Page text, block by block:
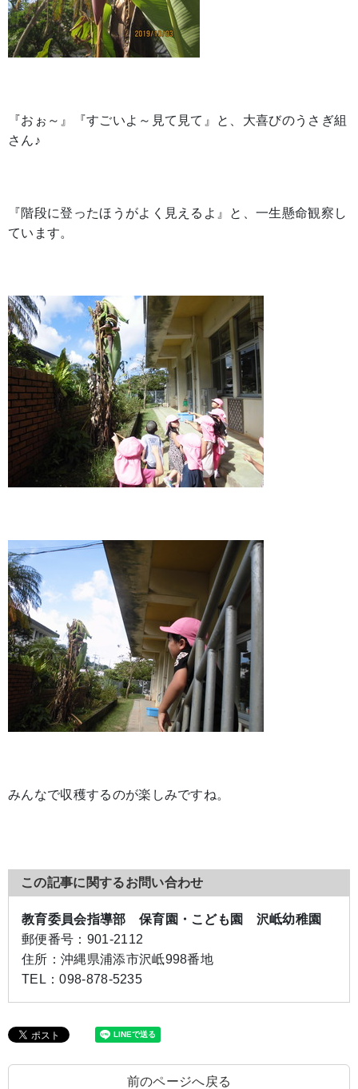
『おぉ～』『すごいよ～見て見て』と、大喜びのうさぎ組
さん♪
『階段に登ったほうがよく見えるよ』と、一生懸命観察し
ています。
みんなで収穫するのが楽しみですね。
この記事に関するお問い合わせ
教育委員会指導部 保育園・こども園 沢岻幼稚園
郵便番号： 901-2112
住所： 沖縄県浦添市沢岻998番地
TEL：098-878-5235
前のページへ戻る